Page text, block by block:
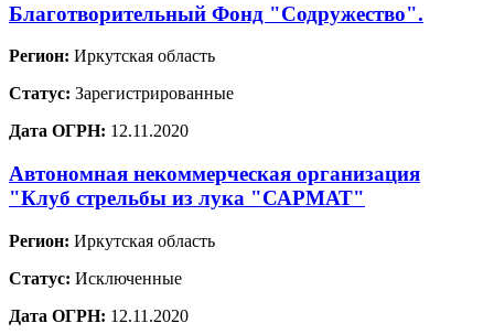
Благотворительный Фонд "Содружество".
Регион: Иркутская область
Статус: Зарегистрированные
Дата ОГРН: 12.11.2020
Автономная некоммерческая организация
"Клуб стрельбы из лука "САРМАТ"
Регион: Иркутская область
Статус: Исключенные
Дата ОГРН: 12.11.2020